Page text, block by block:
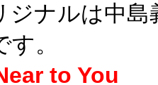
ナルは中島
。
to You